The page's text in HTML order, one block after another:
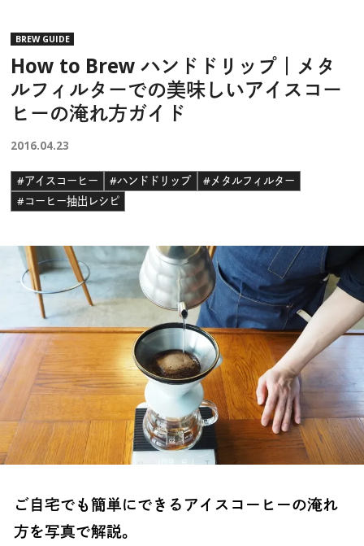
BREW GUIDE
How to Brew ハンドドリップ｜メタ
ルフィルターでの美味しいアイスコー
ヒーの淹れ方ガイド
2016.04.23
#アイスコーヒー #ハンドドリップ
#メタルフィルター
#コーヒー抽出レシピ
ご自宅でも簡単にできるアイスコーヒーの淹れ
方を写真で解説。